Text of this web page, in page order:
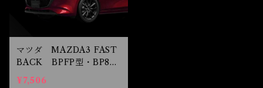
マツダ MAZDA3 FAST
BACK BPFP型・BP8P
型・BPEP型 R1.5- ヘ
¥7,506